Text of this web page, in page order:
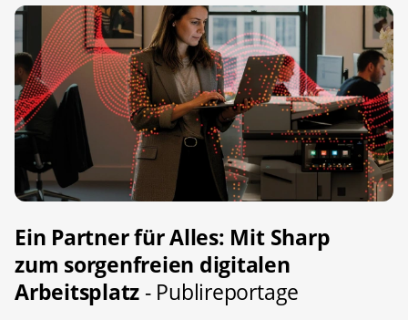
Ein Partner für Alles: Mit Sharp
zum sorgenfreien digitalen
Arbeitsplatz - Publireportage